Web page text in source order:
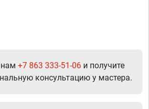
+7 863 333-51-06 и получите
консультацию у мастера.